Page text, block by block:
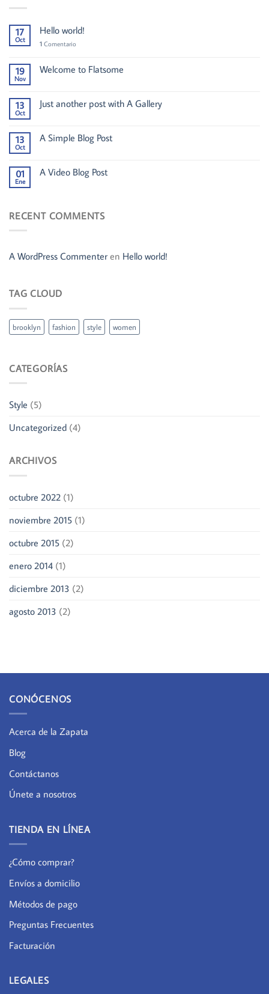
17
Oct
Hello world!
1 Comentario
19
Nov
Welcome to Flatsome
13
Oct
Just another post with A Gallery
13
Oct
A Simple Blog Post
01
Ene
A Video Blog Post
RECENT COMMENTS
A WordPress Commenter en Hello world!
TAG CLOUD
brooklyn fashion style women
CATEGORÍAS
Style (5)
Uncategorized (4)
ARCHIVOS
octubre 2022 (1)
noviembre 2015 (1)
octubre 2015 (2)
enero 2014 (1)
diciembre 2013 (2)
agosto 2013 (2)
CONÓCENOS
Acerca de la Zapata
Blog
Contáctanos
Únete a nosotros
TIENDA EN LÍNEA
¿Cómo comprar?
Envíos a domicilio
Métodos de pago
Preguntas Frecuentes
Facturación
LEGALES